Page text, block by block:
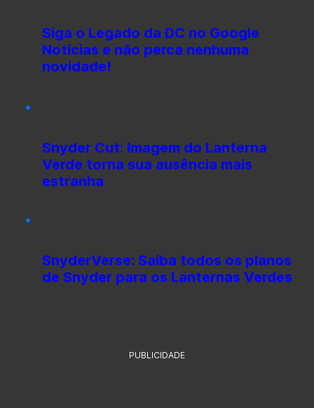
Siga o Legado da DC no Google
Notícias e não perca nenhuma
novidade!
Snyder Cut: Imagem do Lanterna
Verde torna sua ausência mais
estranha
SnyderVerse: Saiba todos os planos
de Snyder para os Lanternas Verdes
PUBLICIDADE